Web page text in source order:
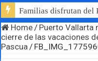
Familias disfrutan del
Home/ Puerto Vallarta
cierre de las vacaciones
Pascua/